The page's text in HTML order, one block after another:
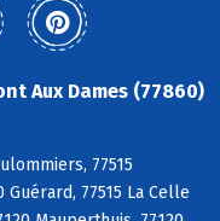
Aux Dames (77860)
77515
77515 La Celle